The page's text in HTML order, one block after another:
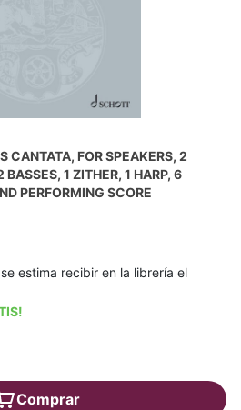
CANTATA, FOR SPEAKERS, 2
1 ZITHER, 1 HARP, 6
PERFORMING SCORE
estima recibir en la librería el
Comprar